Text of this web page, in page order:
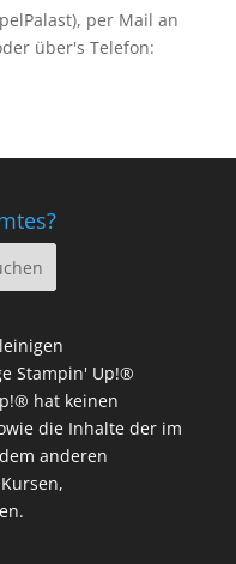
per Mail an
über's Telefon:
Stampin' Up!®
hat keinen
die Inhalte der im
anderen